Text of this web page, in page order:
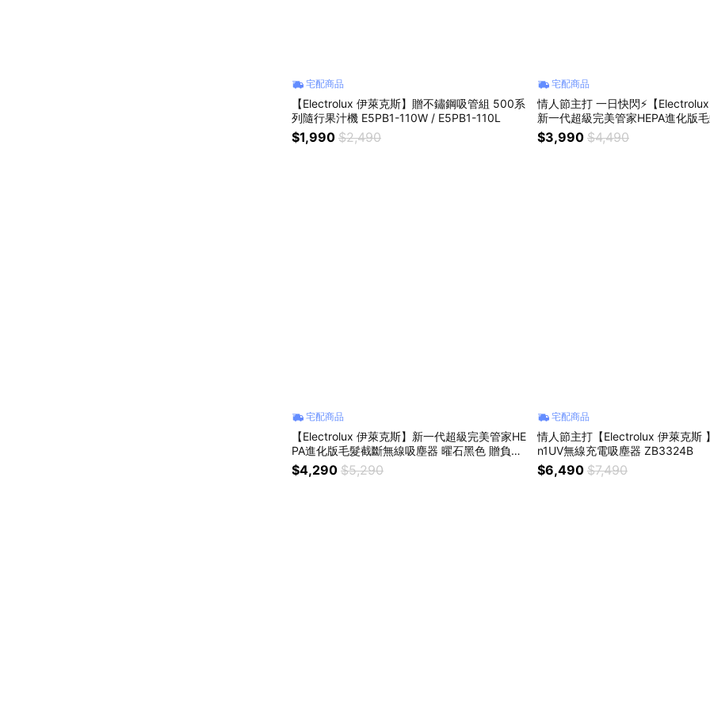
宅配商品
【Electrolux 伊萊克斯】贈不鏽鋼吸管組 500系
列隨行果汁機 E5PB1-110W / E5PB1-110L
$1,990 $2,490
宅配商品
情人節主打 一日快閃⚡【Electrolux
新一代超級完美管家HEPA進化版
吸塵器 曜石黑色 ZB3501
$3,990 $4,490
宅配商品
【Electrolux 伊萊克斯】新一代超級完美管家HE
PA進化版毛髮截斷無線吸塵器 曜石黑色 贈負離
子電動按摩長柄梳 ZB3501
$4,290 $5,290
宅配商品
情人節主打【Electrolux 伊萊克斯
n1UV無線充電吸塵器 ZB3324B
$6,490 $7,490